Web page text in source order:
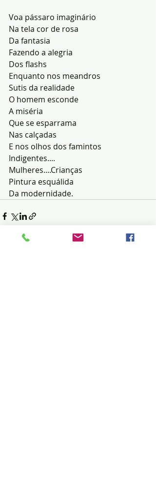
Voa pássaro imaginário
Na tela cor de rosa
Da fantasia
Fazendo a alegria
Dos flashs
Enquanto nos meandros
Sutis da realidade
O homem esconde
A miséria
Que se esparrama
Nas calçadas
E nos olhos dos famintos
Indigentes....
Mulheres....Crianças
Pintura esquálida
Da modernidade.